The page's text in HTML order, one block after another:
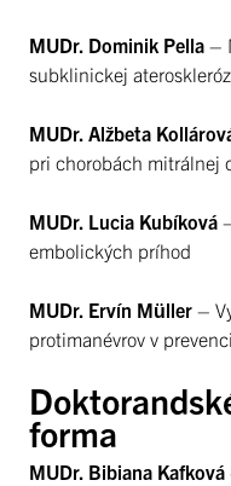
MUDr. Dominik Pella –
subklinickej
MUDr. Alžbeta
pri chorobách mitrálnej
MUDr. Lucia Kubíková
embolických príhod
MUDr. Ervín Müller –
protimanévrov v
forma
MUDr. Bibiana Kafková